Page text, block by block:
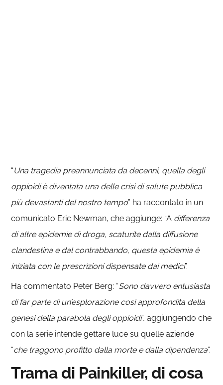
“Una tragedia preannunciata da decenni, quella degli
oppioidi è diventata una delle crisi di salute pubblica
più devastanti del nostro tempo” ha raccontato in un
comunicato Eric Newman, che aggiunge: “A differenza
di altre epidemie di droga, scaturite dalla diffusione
clandestina e dal contrabbando, questa epidemia è
iniziata con le prescrizioni dispensate dai medici”.
Ha commentato Peter Berg: “Sono davvero entusiasta
di far parte di un’esplorazione così approfondita della
genesi della parabola degli oppioidi”, aggiungendo che
con la serie intende gettare luce su quelle aziende
“che traggono profitto dalla morte e dalla dipendenza”.
Trama di Painkiller, di cosa